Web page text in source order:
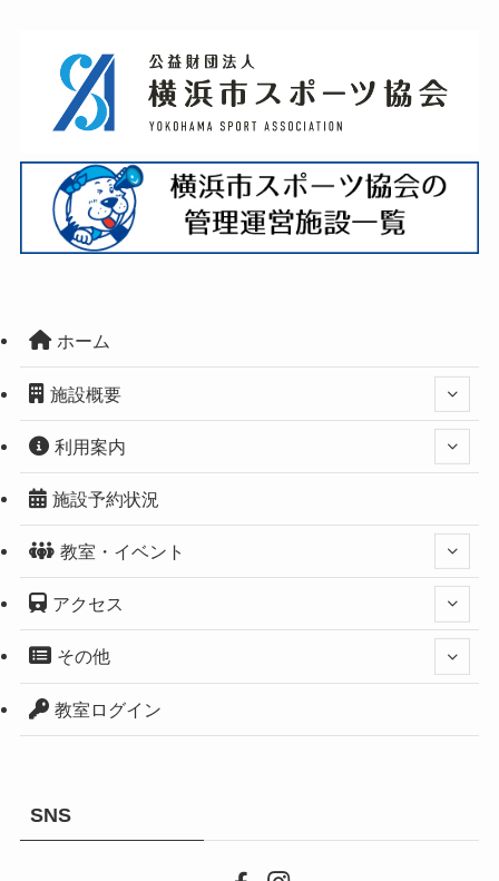
ホーム
施設概要
利用案内
施設予約状況
教室・イベント
アクセス
その他
教室ログイン
SNS